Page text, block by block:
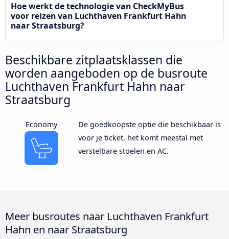
Hoe werkt de technologie van CheckMyBus
voor reizen van Luchthaven Frankfurt Hahn
naar Straatsburg?
Beschikbare zitplaatsklassen die
worden aangeboden op de busroute
Luchthaven Frankfurt Hahn naar
Straatsburg
Economy
De goedkoopste optie die beschikbaar is
voor je ticket, het komt meestal met
verstelbare stoelen en AC.
Meer busroutes naar Luchthaven Frankfurt
Hahn en naar Straatsburg